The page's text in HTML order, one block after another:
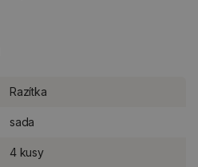
Razítka
sada
4 kusy